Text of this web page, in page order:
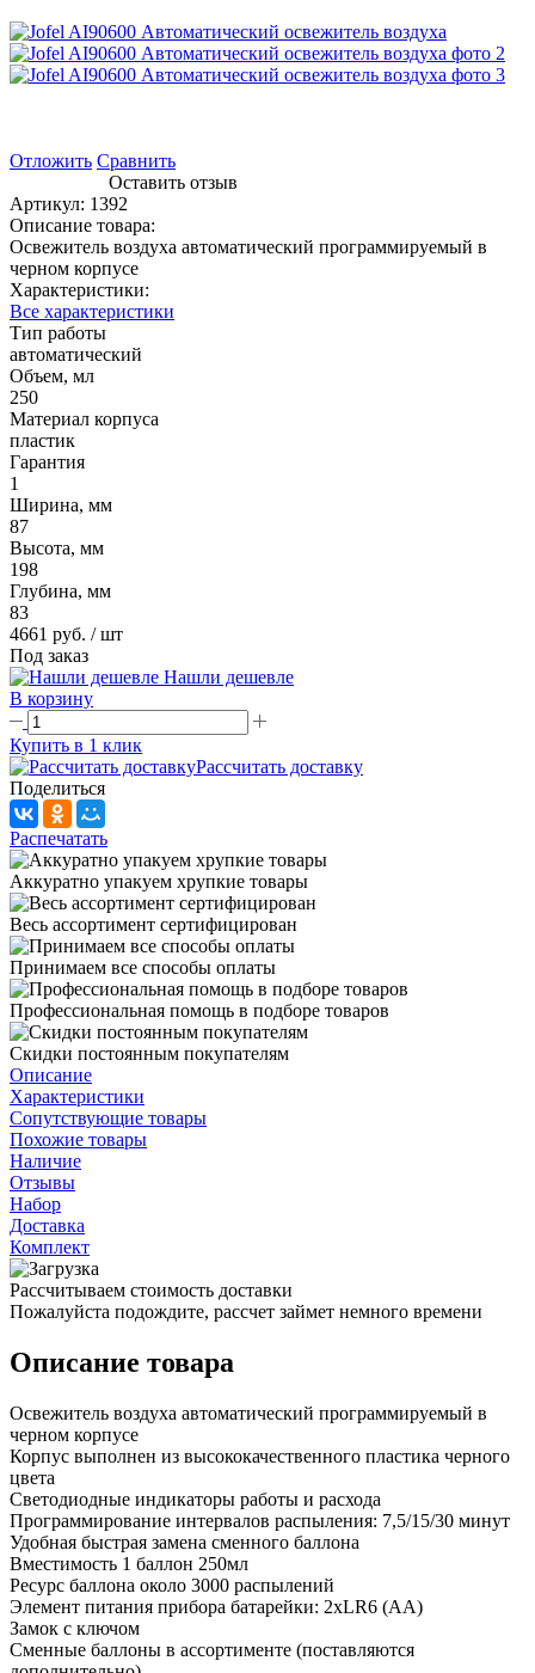
Отложить Сравнить
Оставить отзыв
Артикул: 1392
Описание товара:
Освежитель воздуха автоматический программируемый в
черном корпусе
Характеристики:
Все характеристики
Тип работы
автоматический
Объем, мл
250
Материал корпуса
пластик
Гарантия
1
Ширина, мм
87
Высота, мм
198
Глубина, мм
83
4661 руб. / шт
Под заказ
Нашли дешевле
В корзину
Купить в 1 клик
Рассчитать доставку
Поделиться
Распечатать
Аккуратно упакуем хрупкие товары
Весь ассортимент сертифицирован
Принимаем все способы оплаты
Профессиональная помощь в подборе товаров
Скидки постоянным покупателям
Описание
Характеристики
Сопутствующие товары
Похожие товары
Наличие
Отзывы
Набор
Доставка
Комплект
Рассчитываем стоимость доставки
Пожалуйста подождите, рассчет займет немного времени
Описание товара
Освежитель воздуха автоматический программируемый в
черном корпусе
Корпус выполнен из высококачественного пластика черного
цвета
Светодиодные индикаторы работы и расхода
Программирование интервалов распыления: 7,5/15/30 минут
Удобная быстрая замена сменного баллона
Вместимость 1 баллон 250мл
Ресурс баллона около 3000 распылений
Элемент питания прибора батарейки: 2хLR6 (AA)
Замок с ключом
Сменные баллоны в ассортименте (поставляются